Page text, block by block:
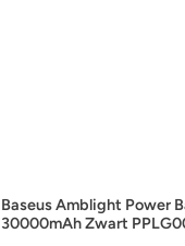
Baseus Amblight Power
30000mAh Zwart